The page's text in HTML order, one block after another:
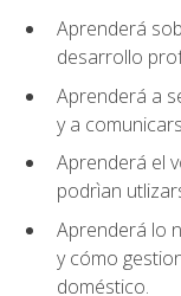
Aprenderá
desarrollo
Aprenderá a
y a
Aprenderá el
podrìan
Aprenderá lo
y cómo
doméstico.